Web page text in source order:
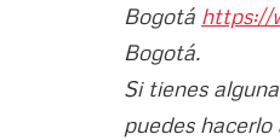
Bogotá https://
Bogotá.
Si tienes
puedes